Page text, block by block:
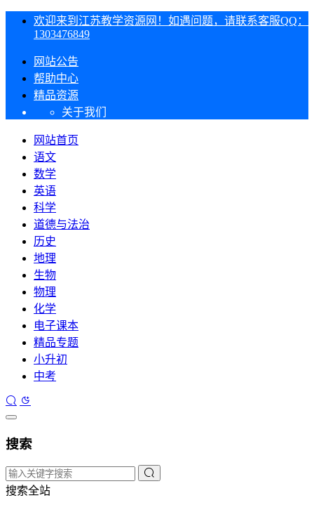
欢迎来到江苏教学资源网！如遇问题，请联系客服QQ：
1303476849
网站公告
帮助中心
精品资源
关于我们
网站首页
语文
数学
英语
科学
道德与法治
历史
地理
生物
物理
化学
电子课本
精品专题
小升初
中考
搜索
搜索全站